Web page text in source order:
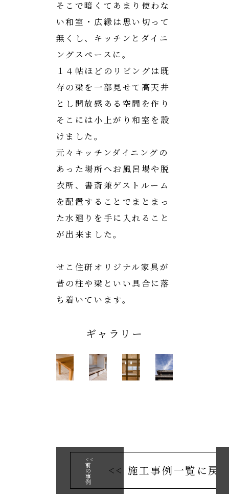
そこで暗くてあまり使わな
い和室・広縁は思い切って
無くし、キッチンとダイニ
ングスペースに。
１４帖ほどのリビングは既
存の梁を一部見せて高天井
とし開放感ある空間を作り
そこには小上がり和室を設
けました。
元々キッチンダイニングの
あった場所へお風呂場や脱
衣所、書斎兼ゲストルーム
を配置することでまとまっ
た水廻りを手に入れること
が出来ました。
せこ住研オリジナル家具が
昔の柱や梁といい具合に落
ち着いています。
ギャラリー
<<
前
の
事
例
<< 施工事例一覧に戻